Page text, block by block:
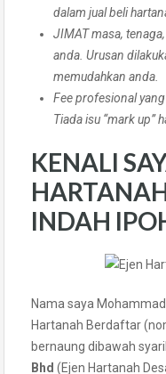
dalam jual beli
JIMAT masa,
anda. Urusan
memudahkan anda.
Fee profesional
Tiada isu “mark up”
KENALI
INDAH
Nama saya
Hartanah Berdaftar
bernaung dibawah
Bhd (Ejen Hartanah